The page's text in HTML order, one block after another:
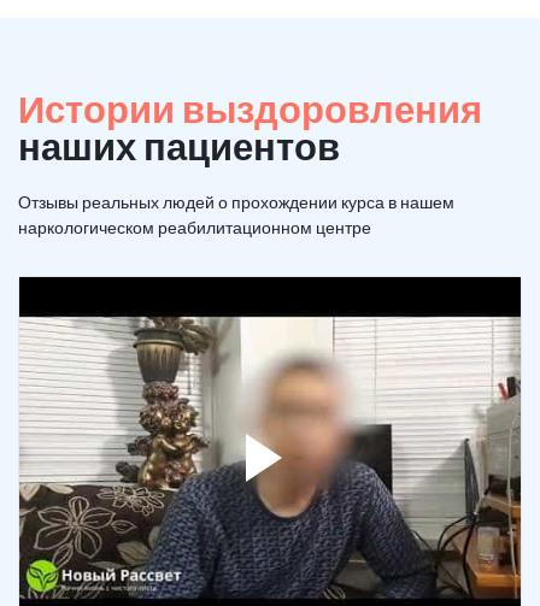
Истории выздоровления
наших пациентов
Отзывы реальных людей о прохождении курса в нашем
наркологическом реабилитационном центре